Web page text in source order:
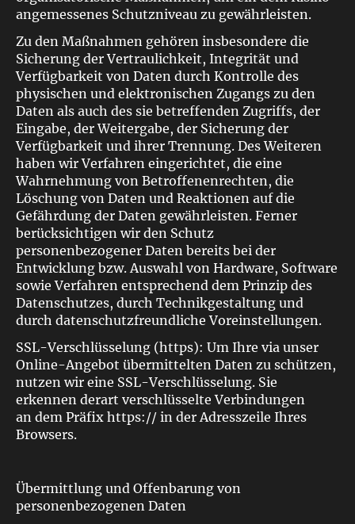
angemessenes Schutzniveau zu gewährleisten.
Zu den Maßnahmen gehören insbesondere die
Sicherung der Vertraulichkeit, Integrität und
Verfügbarkeit von Daten durch Kontrolle des
physischen und elektronischen Zugangs zu den
Daten als auch des sie betreffenden Zugriffs, der
Eingabe, der Weitergabe, der Sicherung der
Verfügbarkeit und ihrer Trennung. Des Weiteren
haben wir Verfahren eingerichtet, die eine
Wahrnehmung von Betroffenenrechten, die
Löschung von Daten und Reaktionen auf die
Gefährdung der Daten gewährleisten. Ferner
berücksichtigen wir den Schutz
personenbezogener Daten bereits bei der
Entwicklung bzw. Auswahl von Hardware, Software
sowie Verfahren entsprechend dem Prinzip des
Datenschutzes, durch Technikgestaltung und
durch datenschutzfreundliche Voreinstellungen.
SSL-Verschlüsselung (https): Um Ihre via unser
Online-Angebot übermittelten Daten zu schützen,
nutzen wir eine SSL-Verschlüsselung. Sie
erkennen derart verschlüsselte Verbindungen
an dem Präfix https:// in der Adresszeile Ihres
Browsers.
Übermittlung und Offenbarung von
personenbezogenen Daten